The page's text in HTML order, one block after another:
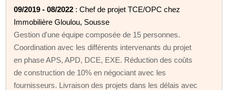
09/2019 - 08/2022 : Chef de projet TCE/OPC chez
Immobilière Gloulou, Sousse
Gestion d'une équipe composée de 15 personnes.
Coordination avec les différents intervenants du projet
en phase APS, APD, DCE, EXE. Réduction des coûts
de construction de 10% en négociant avec les
fournisseurs. Livraison des projets dans les délais avec